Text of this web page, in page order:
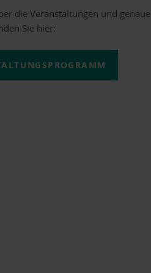
die Veranstaltungen und genaue
Sie hier: